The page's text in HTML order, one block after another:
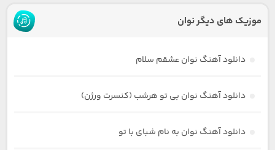
موزیک های دیگر نوان
دانلود آهنگ نوان عشقم سلام
دانلود آهنگ نوان بی تو هرشب (کنسرت ورژن)
دانلود آهنگ نوان به نام شبای با تو